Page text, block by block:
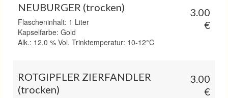
NEUBURGER (trocken)
Flascheninhalt: 1 Liter
Kapselfarbe: Gold
Alk.: 12,0 % Vol. Trinktemperatur: 10-12°C
3.00
€
ROTGIPFLER ZIERFANDLER
(trocken)
3.00
€